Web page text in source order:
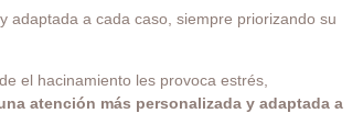
adaptada a cada caso, siempre priorizando su
el hacinamiento les provoca estrés,
atención más personalizada y adaptada a